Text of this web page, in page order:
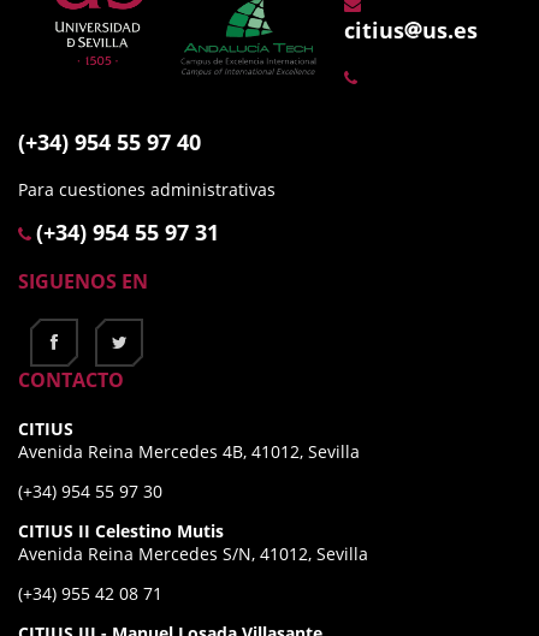
citius us.es
(+34) 954 55 97 40
Para cuestiones administrativas
(+34) 954 55 97 31
SIGUENOS EN
CONTACTO
CITIUS
Avenida Reina Mercedes 4B, 41012, Sevilla
(+34) 954 55 97 30
CITIUS II Celestino Mutis
Avenida Reina Mercedes S/N, 41012, Sevilla
(+34) 955 42 08 71